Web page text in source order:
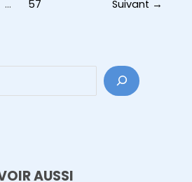
… 57 Suivant →
AUSSI